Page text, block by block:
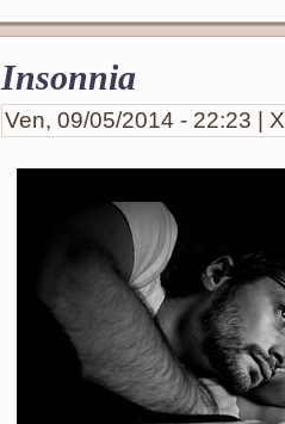
Insonnia
Ven, 09/05/2014 - 22:23 |